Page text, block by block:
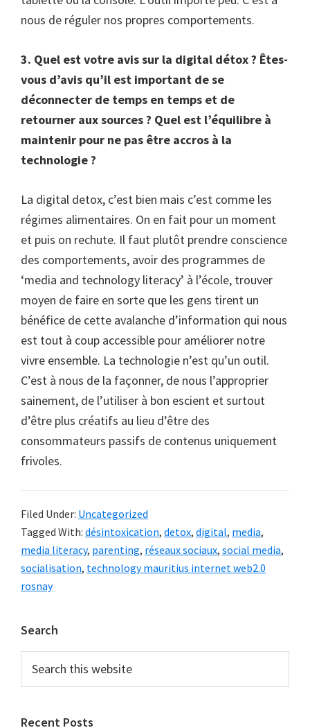
nous de réguler nos propres comportements.
3. Quel est votre avis sur la digital détox ? Êtes-
vous d’avis qu’il est important de se
déconnecter de temps en temps et de
retourner aux sources ? Quel est l’équilibre à
maintenir pour ne pas être accros à la
technologie ?
La digital detox, c’est bien mais c’est comme les
régimes alimentaires. On en fait pour un moment
et puis on rechute. Il faut plutôt prendre conscience
des comportements, avoir des programmes de
‘media and technology literacy’ à l’école, trouver
moyen de faire en sorte que les gens tirent un
bénéfice de cette avalanche d’information qui nous
est tout à coup accessible pour améliorer notre
vivre ensemble. La technologie n’est qu’un outil.
C’est à nous de la façonner, de nous l’approprier
sainement, de l’utiliser à bon escient et surtout
d’être plus créatifs au lieu d’être des
consommateurs passifs de contenus uniquement
frivoles.
Filed Under: Uncategorized
Tagged With: désintoxication, detox, digital, media,
media literacy, parenting, réseaux sociaux, social media,
socialisation, technology mauritius internet web2.0
rosnay
Primary
Sidebar
Search
this
Recent Posts